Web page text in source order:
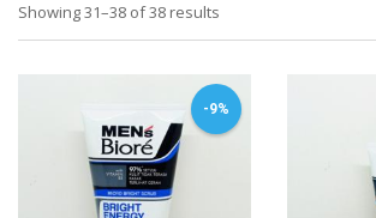
Showing 31–38 of 38 results
-9%